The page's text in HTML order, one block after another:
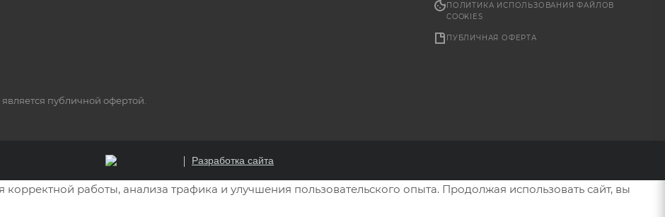
ПОЛИТИКА ИСПОЛЬЗОВАНИЯ ФАЙЛОВ
COOKIES
ПУБЛИЧНАЯ ОФЕРТА
публичной офертой.
Разработка сайта
корректной работы, анализа трафика и улучшения пользовательского опыта. Продолжая использовать сайт, вы